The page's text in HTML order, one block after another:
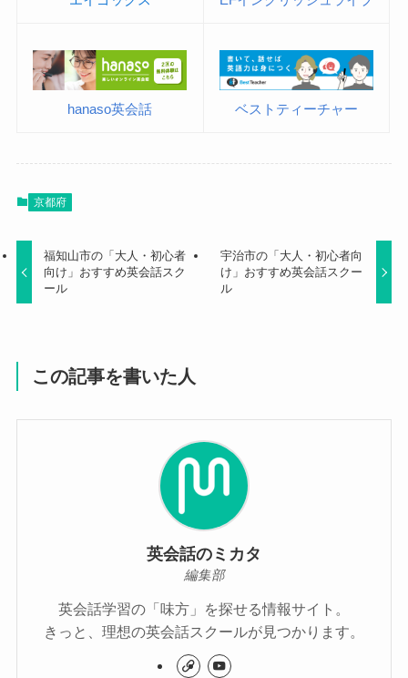
hanaso英会話 ベストティーチャー
京都府
福知山市の「大人・初心者
向け」おすすめ英会話スク
ール
宇治市の「大人・初心者向
け」おすすめ英会話スクー
ル
この記事を書いた人
英会話のミカタ
編集部
英会話学習の「味方」を探せる情報サイト。
きっと、理想の英会話スクールが見つかります。